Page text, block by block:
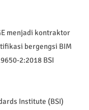
menjadi kontraktor
bergengsi BIM
2:2018 BSI
Institute (BSI)